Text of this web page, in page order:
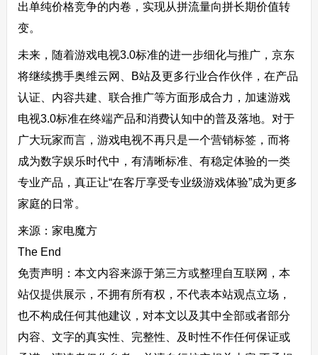
出单纯价格竞争的内卷，实现从拼流量向拼长期价值转
变。
未来，随着游戏电视3.0标准的进一步细化与推广，京东
将继续携手奥维云网、B站及更多行业合作伙伴，在产品
认证、内容共建、联合推广等方面形成合力，加速游戏
电视3.0标准在终端产品和消费认知中的普及落地。对于
广大玩家而言，游戏电视不再只是一个营销标签，而将
成为数字娱乐时代中，有清晰标准、有稳定体验的一类
专业产品，真正让“在客厅享受专业级游戏体验”成为更多
家庭的日常。
来源：家电魔方
The End
免责声明：本文内容来源于第三方或整理自互联网，本
站仅提供展示，不拥有所有权，不代表本站观点立场，
也不构成任何其他建议，对本文以及其中全部或者部分
内容、文字的真实性、完整性、及时性不作任何保证或